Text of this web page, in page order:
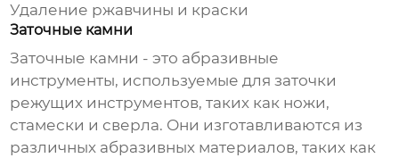
Удаление ржавчины и краски
Заточные камни
Заточные камни - это абразивные
инструменты, используемые для заточки
режущих инструментов, таких как ножи,
стамески и сверла. Они изготавливаются из
различных абразивных материалов, таких как